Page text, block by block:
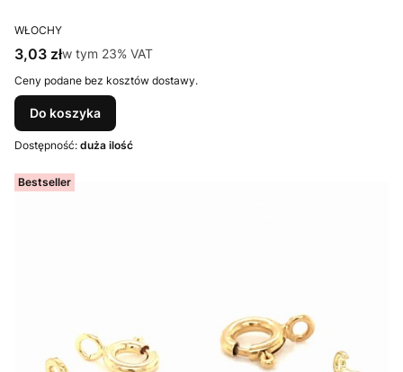
PRODUCENT
WŁOCHY
Cena brutto
3,03 złw tym %s VAT
w tym 23% VAT
Ceny podane bez kosztów dostawy.
Do koszyka
Dostępność: duża ilość
Bestseller